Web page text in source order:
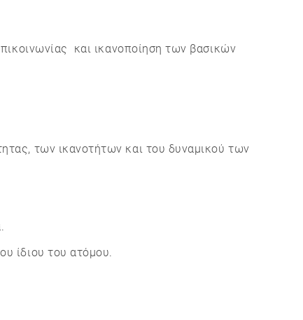
και ικανοποίηση των βασικών
των ικανοτήτων και του δυναμικού των
ίδιου του ατόμου.